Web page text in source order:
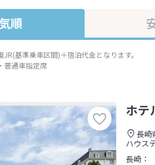
順
基準乗車区間)＋宿泊代金となります。
普通車指定席
ホテ
長崎
ハウス
長崎：